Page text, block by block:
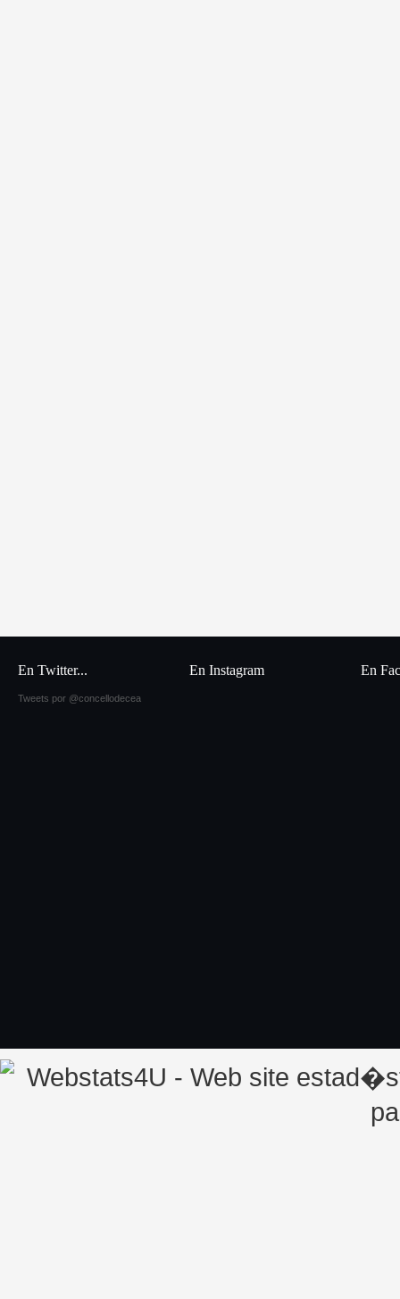
En Twitter...
Tweets por @concellodecea
En Instagram En